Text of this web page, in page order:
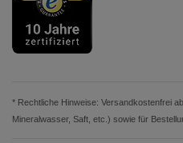
* Rechtliche Hinweise: Versandkostenfrei
Mineralwasser, Saft, etc.) sowie für